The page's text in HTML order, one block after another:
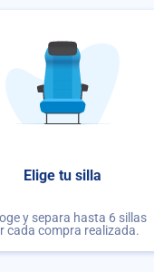
Elige tu silla
y separa hasta 6 sillas
cada compra realizada.